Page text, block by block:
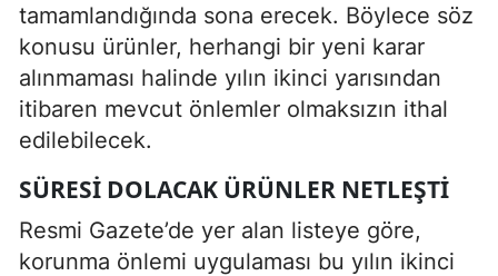
tamamlandığında sona erecek. Böylece söz
konusu ürünler, herhangi bir yeni karar
alınmaması halinde yılın ikinci yarısından
itibaren mevcut önlemler olmaksızın ithal
edilebilecek.
SÜRESI DOLACAK ÜRÜNLER NETLEŞTI
Resmi Gazete’de yer alan listeye göre,
korunma önlemi uygulaması bu yılın ikinci